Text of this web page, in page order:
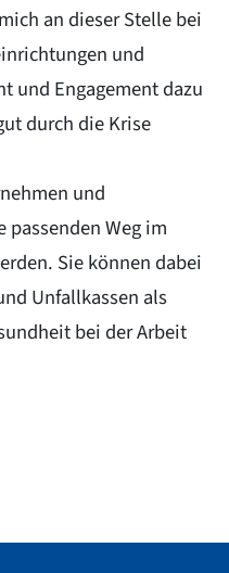
an dieser Stelle bei
und
und Engagement dazu
durch die Krise
und
Weg im
Sie können dabei
Unfallkassen als
bei der Arbeit